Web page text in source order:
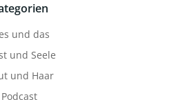
und das
und Seele
und Haar
Podcast